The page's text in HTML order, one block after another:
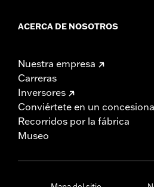
ACERCA DE NOSOTROS
Nuestra empresa
Carreras
Inversores
Conviértete en un
Recorridos por la fábrica
Museo